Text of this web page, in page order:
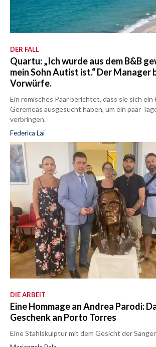
DER FALL
Quartu: „Ich wurde aus dem B&B
mein Sohn Autist ist.“ Der
Vorwürfe.
Ein römisches Paar berichtet, dass sie sich ein
Geremeas ausgesucht haben, um ein paar
verbringen.
Federica Lai
DIE ARBEIT
Eine Hommage an Andrea Parodi:
Geschenk an Porto Torres
Eine Stahlskulptur mit dem Gesicht der